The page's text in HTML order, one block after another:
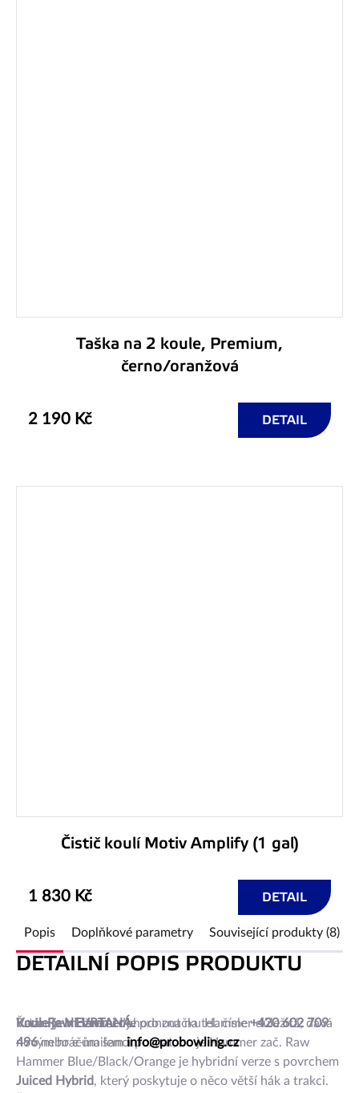
Taška na 2 koule, Premium,
černo/oranžová
2 190 Kč DETAIL
Čistič koulí Motiv Amplify (1 gal)
1 830 Kč DETAIL
Popis Doplňkové parametry Související produkty (8)
DETAILNÍ POPIS PRODUKTU
ŘadaRaw Hammerje pro značku Hammer důležitá; dává
novým hráčům šanci poznat, co je Hammer zač. Raw
Hammer Blue/Black/Orange je hybridní verze s povrchem
Juiced Hybrid, který poskytuje o něco větší hák a trakci.
Koule je NEVRTANÁ.
Vrtání je možné si dohodnout na tel. čísle +420 602 709
496 nebo e-mailem info@probowling.cz